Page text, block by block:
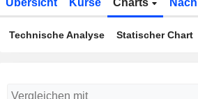
Übersicht Kurse Charts
Technische Analyse Statischer Chart